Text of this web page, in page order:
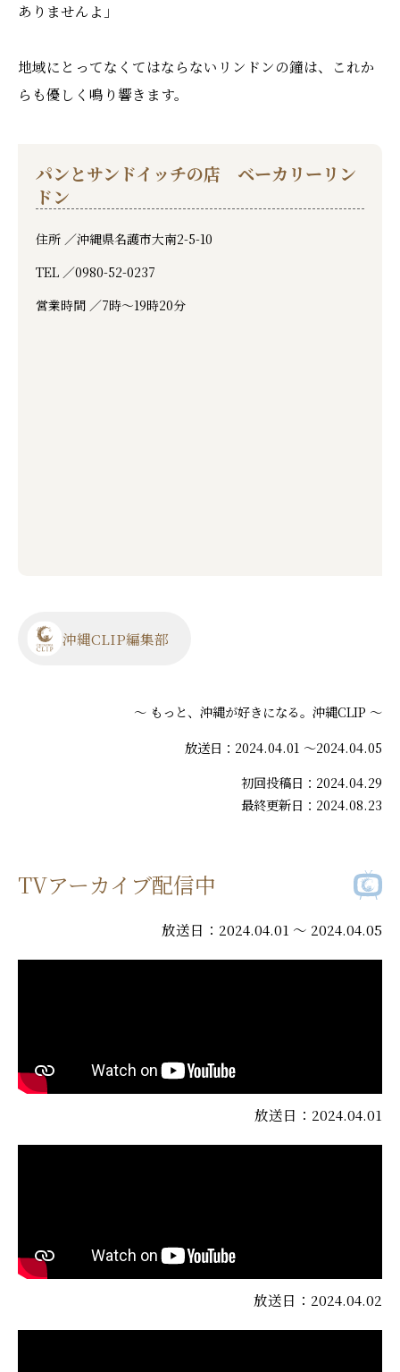
ありませんよ」
地域にとってなくてはならないリンドンの鐘は、これか
らも優しく鳴り響きます。
パンとサンドイッチの店 ベーカリーリン
ドン
住所 ／沖縄県名護市大南2-5-10
TEL ／0980-52-0237
営業時間 ／7時〜19時20分
沖縄CLIP編集部
～ もっと、沖縄が好きになる。沖縄CLIP ～
放送日：2024.04.01 ～2024.04.05
初回投稿日：2024.04.29
最終更新日：2024.08.23
TVアーカイブ配信中
放送日：2024.04.01 ～ 2024.04.05
放送日：2024.04.01
放送日：2024.04.02